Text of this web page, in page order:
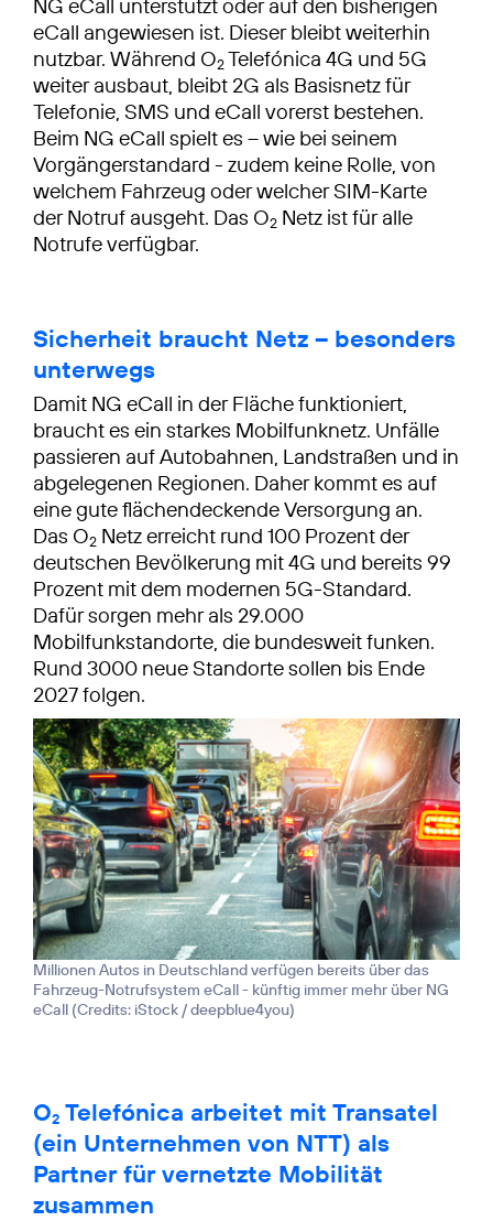
NG eCall unterstützt oder auf den bisherigen
eCall angewiesen ist. Dieser bleibt weiterhin
nutzbar. Während O2Telefónica 4G und 5G
weiter ausbaut, bleibt 2G als Basisnetz für
Telefonie, SMS und eCall vorerst bestehen.
Beim NG eCall spielt es – wie bei seinem
Vorgängerstandard - zudem keine Rolle, von
welchem Fahrzeug oder welcher SIM-Karte
der Notruf ausgeht. Das O2 Netz ist für alle
Notrufe verfügbar.
Sicherheit braucht Netz – besonders
unterwegs
Damit NG eCall in der Fläche funktioniert,
braucht es ein starkes Mobilfunknetz. Unfälle
passieren auf Autobahnen, Landstraßen und in
abgelegenen Regionen. Daher kommt es auf
eine gute flächendeckende Versorgung an.
Das O2 Netz erreicht rund 100 Prozent der
deutschen Bevölkerung mit 4G und bereits 99
Prozent mit dem modernen 5G-Standard.
Dafür sorgen mehr als 29.000
Mobilfunkstandorte, die bundesweit funken.
Rund 3000 neue Standorte sollen bis Ende
2027 folgen.
Millionen Autos in Deutschland verfügen bereits über das
Fahrzeug-Notrufsystem eCall - künftig immer mehr über NG
eCall (Credits: iStock / deepblue4you)
O2 Telefónica arbeitet mit Transatel
(ein Unternehmen von NTT) als
Partner für vernetzte Mobilität
zusammen